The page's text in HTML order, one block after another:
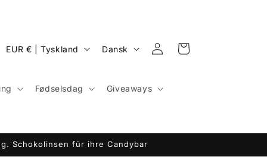
Fødselsdag Giveaways
n
EUR € | Tyskland
S
r
Dansk
Log
ind
Indkøbskurv
Schokolinsen für ihre Candybar